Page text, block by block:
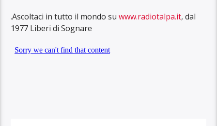
.Ascoltaci in tutto il mondo suwww.radiotalpa.it, dal
1977 Liberi di Sognare